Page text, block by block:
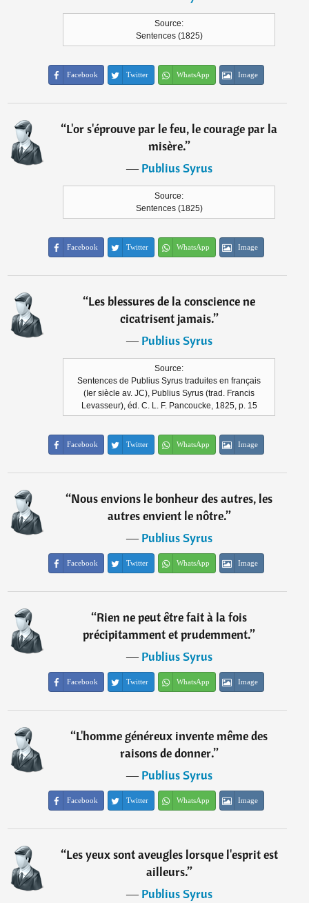
Source:
Sentences (1825)
Facebook Twitter WhatsApp Image
“L'or s'éprouve par le feu, le courage par la
misère.”
―Publius Syrus
Source:
Sentences (1825)
Facebook Twitter WhatsApp Image
“Les blessures de la conscience ne
cicatrisent jamais.”
―Publius Syrus
Source:
Sentences de Publius Syrus traduites en français
(Ier siècle av. JC), Publius Syrus (trad. Francis
Levasseur), éd. C. L. F. Pancoucke, 1825, p. 15
Facebook Twitter WhatsApp Image
“Nous envions le bonheur des autres, les
autres envient le nôtre.”
―Publius Syrus
Facebook Twitter WhatsApp Image
“Rien ne peut être fait à la fois
précipitamment et prudemment.”
―Publius Syrus
Facebook Twitter WhatsApp Image
“L'homme généreux invente même des
raisons de donner.”
―Publius Syrus
Facebook Twitter WhatsApp Image
“Les yeux sont aveugles lorsque l'esprit est
ailleurs.”
―Publius Syrus